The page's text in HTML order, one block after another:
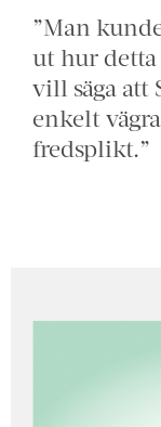
”Man
ut hur
vill säga att
enkelt
fredsplikt.”